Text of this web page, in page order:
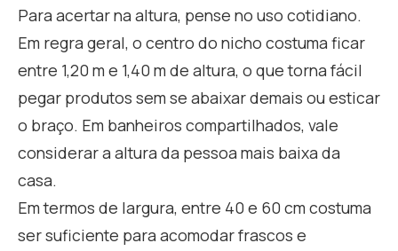
Para acertar na altura, pense no uso cotidiano.
Em regra geral, o centro do nicho costuma ficar
entre 1,20 m e 1,40 m de altura, o que torna fácil
pegar produtos sem se abaixar demais ou esticar
o braço. Em banheiros compartilhados, vale
considerar a altura da pessoa mais baixa da
casa.
Em termos de largura, entre 40 e 60 cm costuma
ser suficiente para acomodar frascos e